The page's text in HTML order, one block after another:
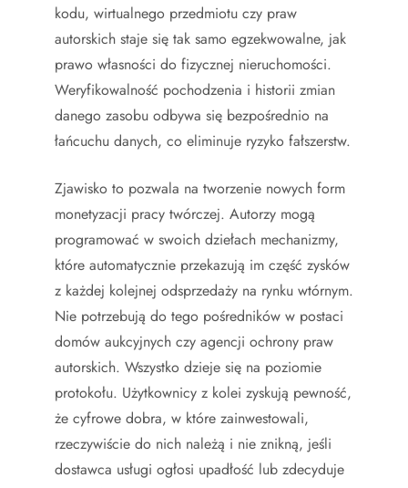
kodu, wirtualnego przedmiotu czy praw
autorskich staje się tak samo egzekwowalne, jak
prawo własności do fizycznej nieruchomości.
Weryfikowalność pochodzenia i historii zmian
danego zasobu odbywa się bezpośrednio na
łańcuchu danych, co eliminuje ryzyko fałszerstw.
Zjawisko to pozwala na tworzenie nowych form
monetyzacji pracy twórczej. Autorzy mogą
programować w swoich dziełach mechanizmy,
które automatycznie przekazują im część zysków
z każdej kolejnej odsprzedaży na rynku wtórnym.
Nie potrzebują do tego pośredników w postaci
domów aukcyjnych czy agencji ochrony praw
autorskich. Wszystko dzieje się na poziomie
protokołu. Użytkownicy z kolei zyskują pewność,
że cyfrowe dobra, w które zainwestowali,
rzeczywiście do nich należą i nie znikną, jeśli
dostawca usługi ogłosi upadłość lub zdecyduje